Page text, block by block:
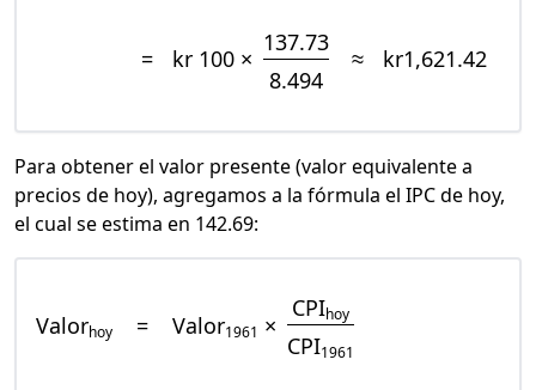
= kr 100 ×
137.73
8.494
≈ kr1,621.42
Para obtener el valor presente (valor equivalente a
precios de hoy), agregamos a la fórmula el IPC de hoy,
el cual se estima en 142.69:
Valorhoy = Valor1961 ×
CPIhoy
CPI1961